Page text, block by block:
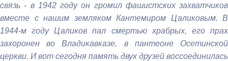
связь - в 1942 году он громил фашистских захватчиков
вместе с нашим земляком Кантемиром Цаликовым. В
1944-м году Цаликов пал смертью храбрых, его прах
захоронен во Владикавказе, в пантеоне Осетинской
церкви. И вот сегодня память двух друзей воссоединилась